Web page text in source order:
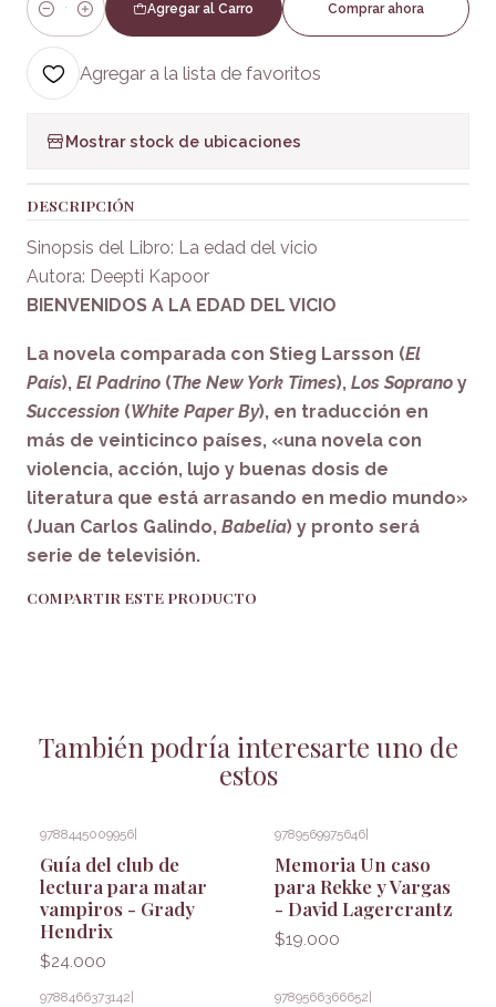
Cantidad
Agregar al Carro Comprar ahora
Agregar a la lista de favoritos
Mostrar stock de ubicaciones
DESCRIPCIÓN
Sinopsis del Libro: La edad del vicio
Autora: Deepti Kapoor
BIENVENIDOS A LA EDAD DEL VICIO
La novela comparada con Stieg Larsson (El
País), El Padrino (The New York Times), Los Soprano y
Succession (White Paper By), en traducción en
más de veinticinco países, «una novela con
violencia, acción, lujo y buenas dosis de
literatura que está arrasando en medio mundo»
(Juan Carlos Galindo, Babelia) y pronto será
serie de televisión.
COMPARTIR ESTE PRODUCTO
También podría interesarte uno de
estos
9788445009956
Guía del club de
lectura para matar
vampiros - Grady
Hendrix
$24.000
9789569975646
Memoria Un caso
para Rekke y Vargas
- David Lagercrantz
$19.000
9788466373142 9789566366652